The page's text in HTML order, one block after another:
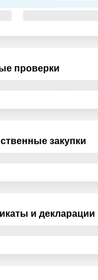
проверки
закупки
и декларации